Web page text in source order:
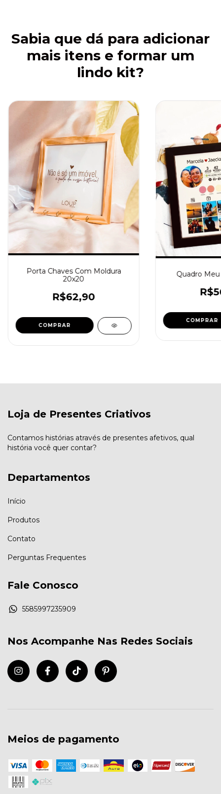
Sabia que dá para adicionar
mais itens e formar um
lindo kit?
Porta Chaves Com Moldura
20x20
R$62,90
COMPRAR
Quadro
COMPRAR
Loja de Presentes Criativos
Contamos histórias através de presentes afetivos, qual
história você quer contar?
Departamentos
Início
Produtos
Contato
Perguntas Frequentes
Fale Conosco
5585997235909
Nos Acompanhe Nas Redes Sociais
Meios de pagamento